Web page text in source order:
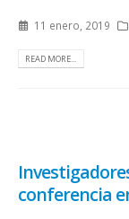
11 enero, 2019
READ MORE...
conferencia